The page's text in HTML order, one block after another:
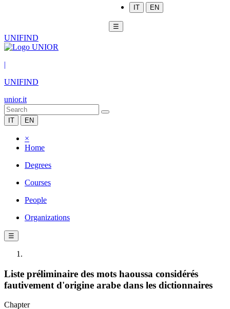
IT EN
☰
UNIFIND
|
UNIFIND
unior.it
IT EN
×
Home
Degrees
Courses
People
Organizations
☰
Liste préliminaire des mots haoussa considérés
fautivement d'origine arabe dans les dictionnaires
Chapter